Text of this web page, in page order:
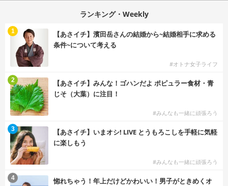
ランキング・Weekly
【あさイチ】濱田岳さんの結婚から~結婚相手に求める
条件~について考える
#オトナ女子ライフ
1
【あさイチ】みんな！ゴハンだよ ポピュラー食材・青
じそ（大葉）に注目！
#みんなも一緒に頑張ろう
2
【あさイチ】いまオシ! LIVE とうもろこしを手軽に気軽
に楽しもう
#みんなも一緒に頑張ろう
3
惚れちゃう！年上だけどかわいい！男子がときめくオ
4